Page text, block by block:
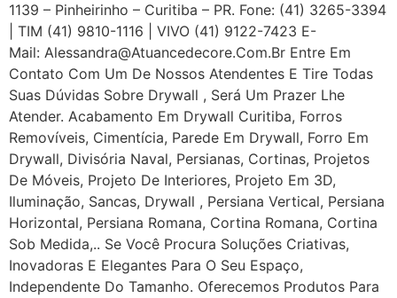
1139 – Pinheirinho – Curitiba – PR. Fone: (41) 3265-3394
| TIM (41) 9810-1116 | VIVO (41) 9122-7423 E-
Mail: Alessandra@atuancedecore.com.br Entre Em
Contato Com Um De Nossos Atendentes E Tire Todas
Suas Dúvidas Sobre Drywall ‎, Será Um Prazer Lhe
Atender. Acabamento Em Drywall Curitiba, Forros
Removíveis, Cimentícia, Parede Em Drywall, Forro Em
Drywall, Divisória Naval, Persianas, Cortinas, Projetos
De Móveis, Projeto De Interiores, Projeto Em 3D,
Iluminação, Sancas, Drywall , Persiana Vertical, Persiana
Horizontal, Persiana Romana, Cortina Romana, Cortina
Sob Medida,.. Se Você Procura Soluções Criativas,
Inovadoras E Elegantes Para O Seu Espaço,
Independente Do Tamanho. Oferecemos Produtos Para